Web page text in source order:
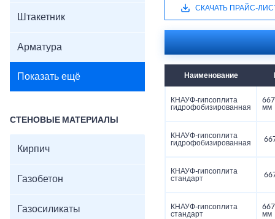
Штакетник
Арматура
Показать ещё
СТЕНОВЫЕ МАТЕРИАЛЫ
Кирпич
Газобетон
Газосиликаты
СКАЧАТЬ ПРАЙС-
Наименование
КНАУФ-гипсоплита
гидрофобизированная
мм
КНАУФ-гипсоплита
гидрофобизированная
КНАУФ-гипсоплита
стандарт
КНАУФ-гипсоплита
стандарт
мм